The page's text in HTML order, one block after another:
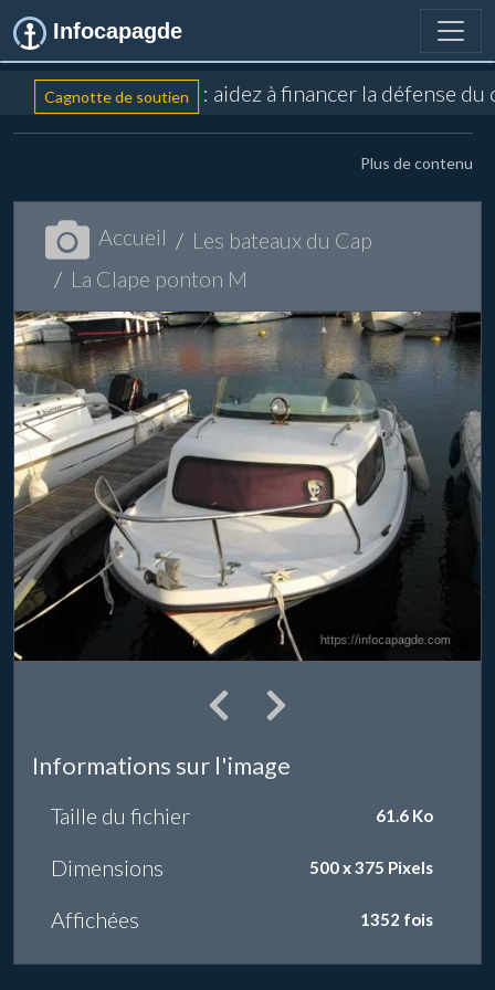
Infocapagde
Cagnotte de soutien : aidez à financer la défense
Plus de contenu
Accueil
Les bateaux du Cap
La Clape ponton M
Informations sur l'image
Taille du fichier 61.6 Ko
Dimensions 500 x 375 Pixels
Affichées 1352 fois